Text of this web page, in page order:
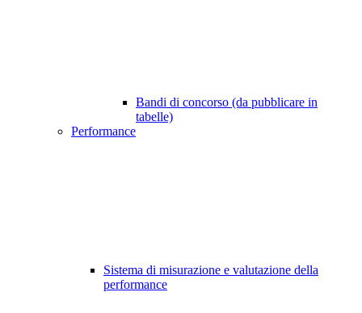
Bandi di concorso (da pubblicare in
tabelle)
Performance
Sistema di misurazione e valutazione della
performance